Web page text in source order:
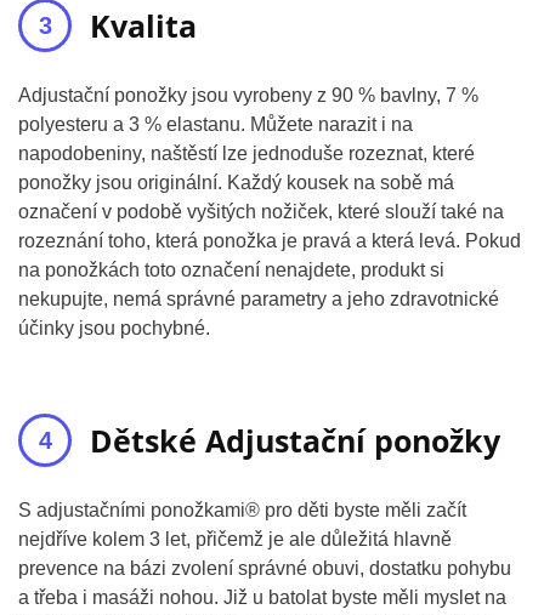
Kvalita
Adjustační ponožky jsou vyrobeny z 90 % bavlny, 7 %
polyesteru a 3 % elastanu. Můžete narazit i na
napodobeniny, naštěstí lze jednoduše rozeznat, které
ponožky jsou originální. Každý kousek na sobě má
označení v podobě vyšitých nožiček, které slouží také na
rozeznání toho, která ponožka je pravá a která levá. Pokud
na ponožkách toto označení nenajdete, produkt si
nekupujte, nemá správné parametry a jeho zdravotnické
účinky jsou pochybné.
Dětské Adjustační ponožky
S adjustačními ponožkami® pro děti byste měli začít
nejdříve kolem 3 let, přičemž je ale důležitá hlavně
prevence na bázi zvolení správné obuvi, dostatku pohybu
a třeba i masáži nohou. Již u batolat byste měli myslet na